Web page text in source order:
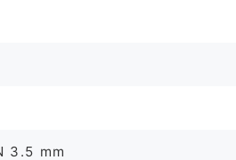
3.5 mm